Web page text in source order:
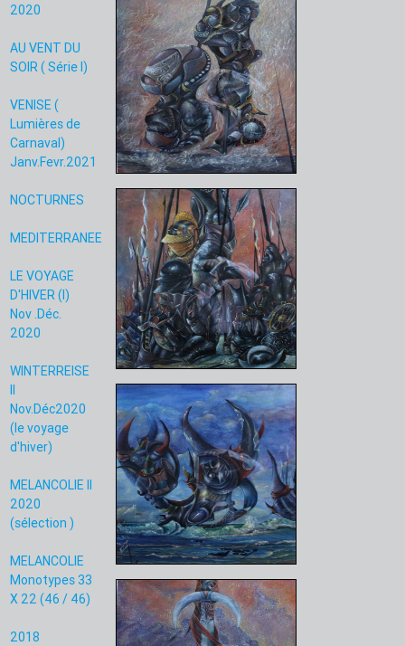
2020
AU VENT DU
SOIR ( Série I)
VENISE (
Lumières de
Carnaval)
Janv.Fevr.2021
NOCTURNES
MEDITERRANEE
LE VOYAGE
D'HIVER (I)
Nov .Déc.
2020
WINTERREISE
II
Nov.Déc2020
(le voyage
d'hiver)
MELANCOLIE II
2020
(sélection )
MELANCOLIE
Monotypes 33
X 22 (46 / 46)
2018